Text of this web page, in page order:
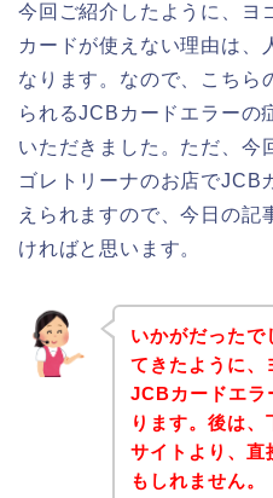
今回ご紹介したように、ヨ
カードが使えない理由は、
なります。なので、こちら
られるJCBカードエラーの
いただきました。ただ、今
ゴレトリーナのお店でJCB
えられますので、今日の記
ければと思います。
いかがだったで
てきたように、
JCBカードエラ
ります。後は
サイトより、直
もしれません。